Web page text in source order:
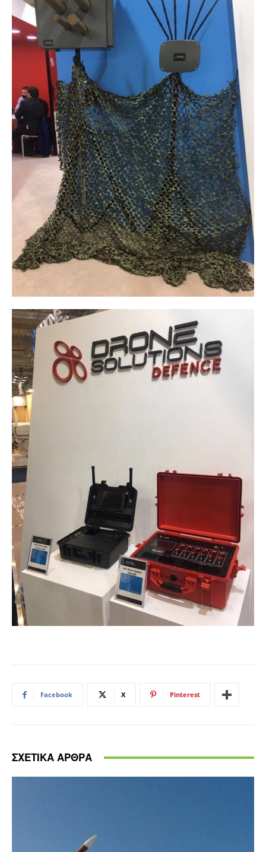
Facebook X Pinterest
ΣΧΕΤΙΚΑ ΑΡΘΡΑ